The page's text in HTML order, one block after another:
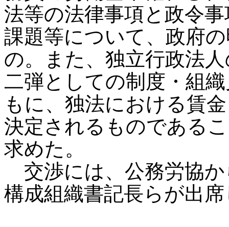
法等の法律事項と政令
課題等について、政府
の。また、独立行政法
二弾としての制度・組
もに、独法における賃
決定されるものである
求めた。
交渉には、公務労協
構成組織書記長らが出